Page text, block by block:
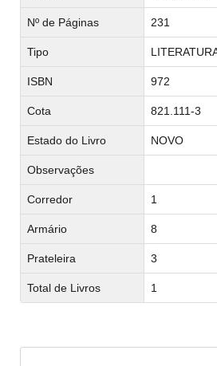
Nº de Páginas 231
Tipo
ISBN 972
Cota 821.111-3
Estado do Livro NOVO
Observações
Corredor 1
Armário 8
Prateleira 3
Total de Livros 1